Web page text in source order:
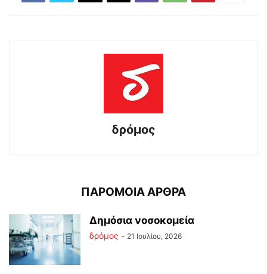
δρόμος
ΠΑΡΟΜΟΙΑ ΑΡΘΡΑ
Δημόσια νοσοκομεία
δρόμος - 21 Ιουλίου, 2026